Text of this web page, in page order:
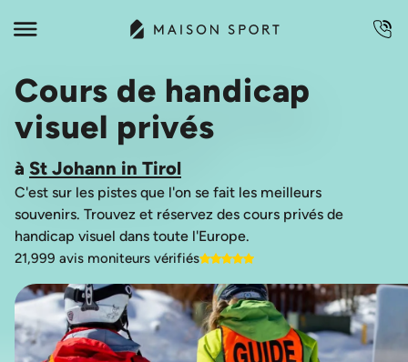
Cours de handicap
visuel privés
à St Johann in Tirol
C'est sur les pistes que l'on se fait les meilleurs
souvenirs. Trouvez et réservez des cours privés de
21,999 avis moniteurs vérifiés